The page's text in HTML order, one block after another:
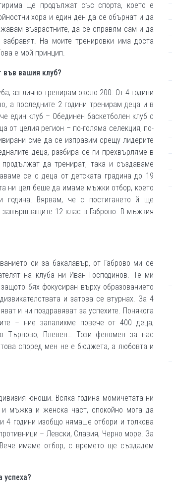
ще продължат със спорта, което е
хора и един ден да се обърнат и да
възрастните, да се справям сам и да
На моите тренировки има доста
е мой принцип.
във вашия клуб?
аз лично тренирам около 200. От 4 години
а последните 2 години тренирам деца и в
един клуб – Обединен баскетболен клуб с
от целия регион – по-голяма селекция, по-
сме да се изправим срещу лидерите
деца, разбира се ги прехвърляме в
продължат да тренират, така и създаваме
се с деца от детската градина до 19
ни цел беше да имаме мъжки отбор, което
година. Вярвам, че с постигането й ще
12 клас в Габрово. В мъжкия
си за бакалавър, от Габрово ми се
на клуба ни Иван Господинов. Те ми
бях фокусиран върху образованието
и затова се втурнах. За 4
и ни поздравяват за успехите. Понякога
– ние запалихме повече от 400 деца,
Търново, Плевен… Този феномен за нас
според мен не е бюджета, а любовта и
юноши. Всяка година момичетата ни
мъжка и женска част, спокойно мога да
4 години изобщо нямаше отбори и толкова
– Левски, Славия, Черно море. За
имаме отбор, с времето ще създадем
успеха?